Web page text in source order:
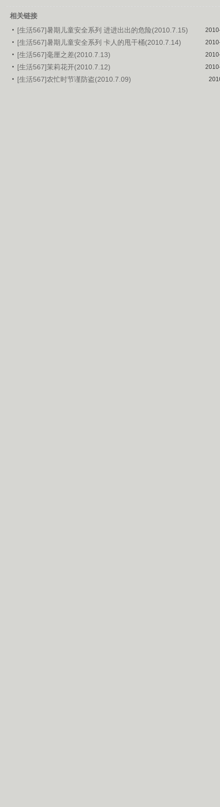
相关链接
[生活567]暑期儿童安全系列 进进出出的危险(2010.7.15)
[生活567]暑期儿童安全系列 卡人的甩干桶(2010.7.14)
[生活567]毫厘之差(2010.7.13)
[生活567]茉莉花开(2010.7.12)
[生活567]农忙时节谨防盗(2010.7.09)